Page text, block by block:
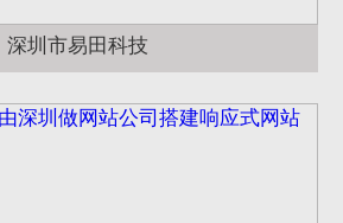
深圳市易田科技